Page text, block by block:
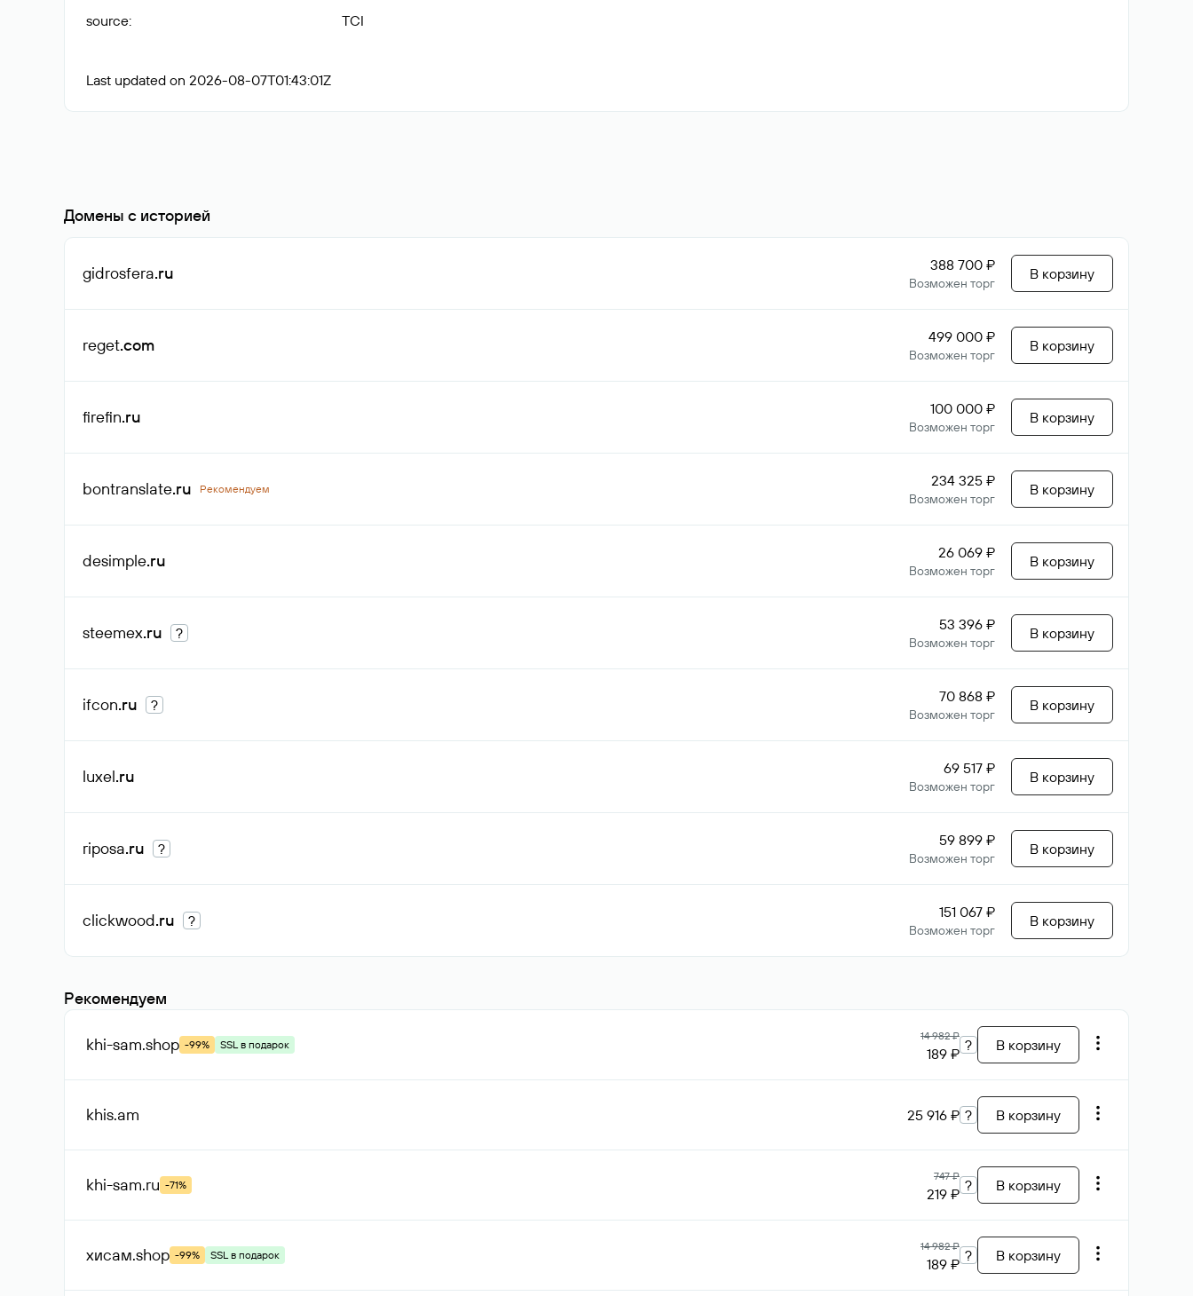
source: TCI
Last updated on 2026-08-07T01:43:01Z
Домены с историей
gidrosfera.ru 388 700 ₽
Возможен торг
В корзину
reget.com 499 000 ₽
Возможен торг
В корзину
firefin.ru 100 000 ₽
Возможен торг
В корзину
bontranslate.ru Рекомендуем 234 325 ₽
Возможен торг
В корзину
desimple.ru 26 069 ₽
Возможен торг
В корзину
steemex.ru ? 53 396 ₽
Возможен торг
В корзину
ifcon.ru ? 70 868 ₽
Возможен торг
В корзину
luxel.ru 69 517 ₽
Возможен торг
В корзину
riposa.ru ? 59 899 ₽
Возможен торг
В корзину
clickwood.ru ? 151 067 ₽
Возможен торг
В корзину
Рекомендуем
khi-sam.shop -99% SSL в подарок
14 982 ₽
189 ₽ ? В корзину
khis.am 25 916 ₽ ? В корзину
khi-sam.ru -71%
747 ₽
219 ₽ ? В корзину
хисам.shop -99% SSL в подарок
14 982 ₽
189 ₽ ? В корзину